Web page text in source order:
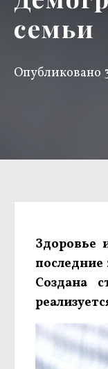
семьи
Опубликовано
Здоровье
Cоздана